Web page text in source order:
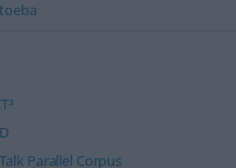
Parallel Corpus